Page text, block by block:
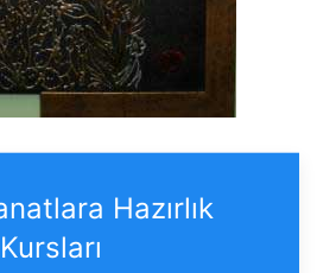
Hazırlık
Kursları